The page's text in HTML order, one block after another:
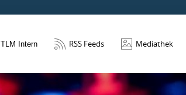
TLM Intern RSS Feeds Mediathek